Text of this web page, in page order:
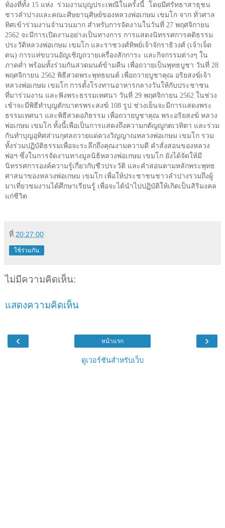
ท้องที่ทั้ง 15 แห่ง
ร่วมงานบุญประเพณีในครั้งนี้
โดยมีศรัทธาสาธุชน
ชาวลำปางและคณะศิษยานุศิษย์ของหลวงพ่อเกษม เขมโก จาก ทั่วศาล
ทิศเข้าร่วมงานจำนวนมาก สำหรับการจัดงานในวันที่ 27 พฤศจิกายน
2562 จะมีการเปิดงานอย่างเป็นทางการ การแสดงนิทรรศการคติธรรม
ประวัติหลวงพ่อเกษม เขมโก และราชวงศ์ทิพย์เจ้าจักราธิวงศ์ (เจ้าเจ็ด
ตน) การแห่ขบวนอัญเชิญถวายเครื่องสักการะ และกิจกรรมต่างๆ ใน
ภาคค่ำ พร้อมทั้งร่วมกันสวดมนต์ข้ามคืน เพื่อถวายเป็นพุทธบูชา วันที่ 28
พฤศจิกายน 2562 พิธีสวดพระพุทธมนต์ เพื่อถวายบูชาคุณ อริยสงฆ์เจ้า
หลวงพ่อเกษม เขมโก การตั้งโรงทานอาหารกลางวันให้กับประชาชน
ที่มาร่วมงาน และฟังพระธรรมเทศนา วันที่ 29 พฤศจิกายน 2562 ในช่วง
เช้าจะมีพิธีทำบุญตักบาตรพระสงฆ์ 108 รูป ช่วงเย็นจะมีการแสดงพระ
ธรรมเทศนา และพิธีสวดอภิธรรม เพื่อถวายบูชาคุณ พระอริยสงฆ์ หลวง
พ่อเกษม เขมโก ทั้งนี้เพื่อเป็นการแสดงถึงความกตัญญูกตเวทิตา และร่วม
กันทำบุญอุทิศส่วนกุศลถวายแด่ดวงวิญญาณหลวงพ่อเกษม เขมโก รวม
ทั้งร่วมปฏิบัติธรรมเพื่อจะระลึกถึงคุณงามความดี คำสั่งสอนของหลวง
พ่อฯ ซึ่งในการจัดงานทางมูลนิธิหลวงพ่อเกษม เขมโก ยังได้จัดให้มี
นิทรรศการองค์ความรู้เกี่ยวกับชีวประวัติ และคำสอนตามหลักพระพุทธ
ศาสนาของหลวงพ่อเกษม เขมโก เพื่อให้ประชาชนชาวลำปางรวมถึงผู้
มาเที่ยวชมงานได้ศึกษาเรียนรู้ เพื่อจะได้นำไปปฏิบัติให้เกิดเป็นสิริมงคล
แก่ชีวิต
ที่ 20:27:00
ใช้ร่วมกัน
ไม่มีความคิดเห็น:
แสดงความคิดเห็น
‹ ›
หน้าแรก
ดูเวอร์ชันสำหรับเว็บ